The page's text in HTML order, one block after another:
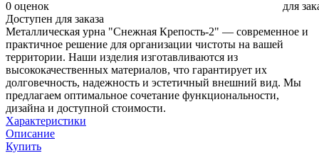
для
0 оценок
Доступен для заказа
Металлическая урна "Снежная Крепость-2" — современное и
практичное решение для организации чистоты на вашей
территории. Наши изделия изготавливаются из
высококачественных материалов, что гарантирует их
долговечность, надежность и эстетичный внешний вид. Мы
предлагаем оптимальное сочетание функциональности,
дизайна и доступной стоимости.
Характеристики
Описание
Купить